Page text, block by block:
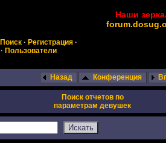
Наши
Поиск· Регистрация·
· Пользователи
Назад Конференция
Поиск отчетов по
параметрам девушек